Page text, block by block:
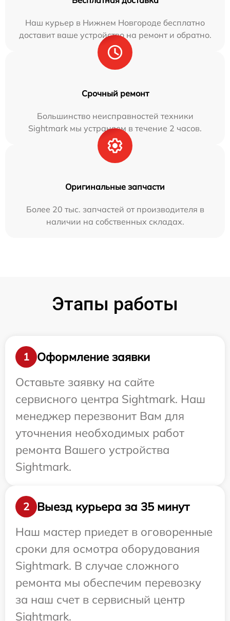
Наш курьер в Нижнем Новгороде бесплатно
доставит ваше устройство на ремонт и обратно.
Срочный ремонт
Большинство неисправностей техники
Sightmark мы устраняем в течение 2 часов.
Оригинальные запчасти
Более 20 тыс. запчастей от производителя в
наличии на собственных складах.
Этапы работы
1
Оформление заявки
Оставьте заявку на сайте
сервисного центра Sightmark. Наш
менеджер перезвонит Вам для
уточнения необходимых работ
ремонта Вашего устройства
Sightmark.
2
Выезд курьера за 35 минут
Наш мастер приедет в оговоренные
сроки для осмотра оборудования
Sightmark. В случае сложного
ремонта мы обеспечим перевозку
за наш счет в сервисный центр
Sightmark.